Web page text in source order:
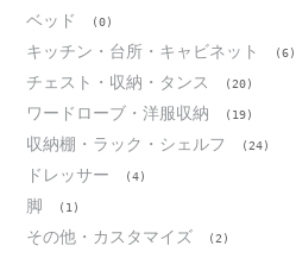
ベッド (0)
キッチン・台所・キャビネット (6)
チェスト・収納・タンス (20)
ワードローブ・洋服収納 (19)
収納棚・ラック・シェルフ (24)
ドレッサー (4)
脚 (1)
その他・カスタマイズ (2)